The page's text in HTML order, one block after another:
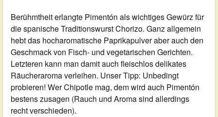
Berühmtheit erlangte Pimentón als wichtiges Gewürz für
die spanische Traditionswurst Chorizo. Ganz allgemein
hebt das hocharomatische Paprikapulver aber auch den
Geschmack von Fisch- und vegetarischen Gerichten.
Letzteren kann man damit auch fleischlos delikates
Räucheraroma verleihen. Unser Tipp: Unbedingt
probieren! Wer Chipotle mag, dem wird auch Pimentón
bestens zusagen (Rauch und Aroma sind allerdings
recht verschieden).